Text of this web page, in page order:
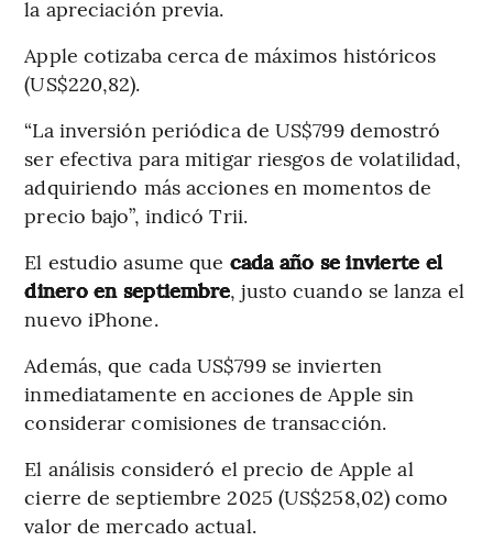
la apreciación previa.
Apple cotizaba cerca de máximos históricos
(US$220,82).
“La inversión periódica de US$799 demostró
ser efectiva para mitigar riesgos de volatilidad,
adquiriendo más acciones en momentos de
precio bajo”, indicó Trii.
El estudio asume que cada año se invierte el
dinero en septiembre, justo cuando se lanza el
nuevo iPhone.
Además, que cada US$799 se invierten
inmediatamente en acciones de Apple sin
considerar comisiones de transacción.
El análisis consideró el precio de Apple al
cierre de septiembre 2025 (US$258,02) como
valor de mercado actual.